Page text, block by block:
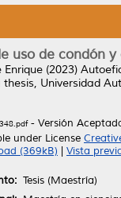
uso de condón
Enrique (2023)
Universidad
- Versión
under License
(369kB)
Vista
Tesis (Maestría)